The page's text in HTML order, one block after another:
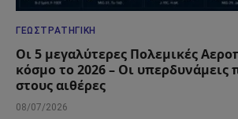
ΓΕΩΣΤΡΑΤΗΓΙΚΉ
Οι 5 μεγαλύτερες Πολεμικές
κόσμο το 2026 – Οι υπερδυνάμεις
στους αιθέρες
08/07/2026